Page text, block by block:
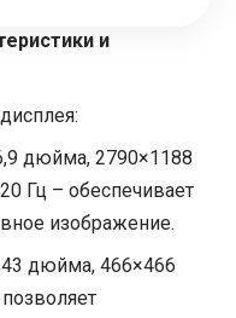
и
дюйма, 2790×1188
Гц – обеспечивает
изображение.
дюйма, 466×466